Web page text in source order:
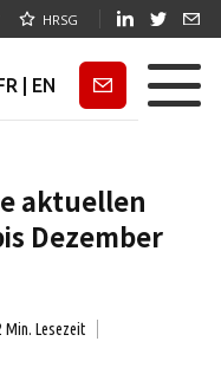
HRSG
EN Newsletter
aktuellen
Dezember
Min. Lesezeit